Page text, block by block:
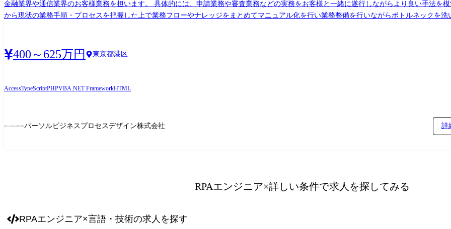
金融業界や通信業界のお客様業務を担います。 具体的には、申請業務や審査業務などの実務をお客様と一緒に遂行しながらより良い手法を
から現状の業務手順・プロセスを把握した上で業務フローやナレッジをまとめてマニュアル化を行い業務整備を行いながらボトルネックを
最適なソリューション提案を行います。 費用対効果だけではなく導入難易度も併せて提示することで意思決定までを促すことが可能です。
ら解決策の立案・実装までを一気通貫で対応することができ、生産性の高い業務遂行を実現しています。 ※SOKKO+ とは? 業務効率化のた
す。 担当職種の変更の範囲:会社の定める職種(出向を命じることがあり、その場合は出向先の定める職種)
400～625万円 東京都港区
AccessTypeScriptPHPVBA.NET FrameworkHTML
パーソルビジネスプロセスデザイン株式会社 詳
RPAエンジニア×詳しい条件で求人を探してみる
RPAエンジニア×言語・技術の求人を探す